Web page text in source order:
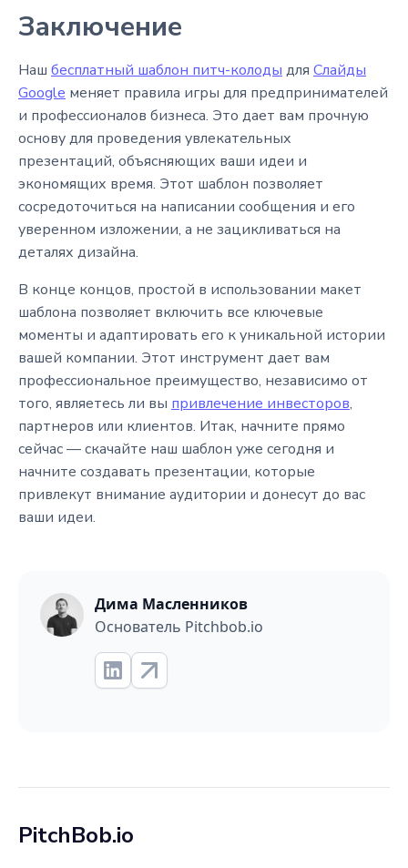
Заключение
Наш бесплатный шаблон питч-колоды для Слайды
Google меняет правила игры для предпринимателей
и профессионалов бизнеса. Это дает вам прочную
основу для проведения увлекательных
презентаций, объясняющих ваши идеи и
экономящих время. Этот шаблон позволяет
сосредоточиться на написании сообщения и его
уверенном изложении, а не зацикливаться на
деталях дизайна.
В конце концов, простой в использовании макет
шаблона позволяет включить все ключевые
моменты и адаптировать его к уникальной истории
вашей компании. Этот инструмент дает вам
профессиональное преимущество, независимо от
того, являетесь ли вы привлечение инвесторов,
партнеров или клиентов. Итак, начните прямо
сейчас — скачайте наш шаблон уже сегодня и
начните создавать презентации, которые
привлекут внимание аудитории и донесут до вас
ваши идеи.
Дима Масленников
Основатель Pitchbob.io
PitchBob.io